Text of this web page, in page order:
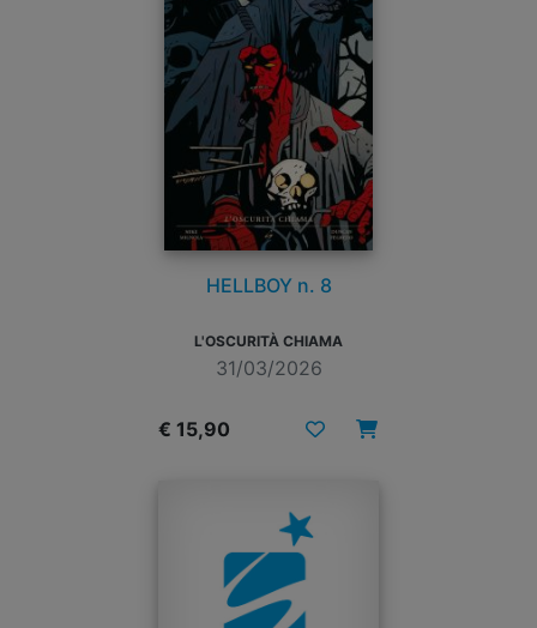
HELLBOY n. 8
L'OSCURITÀ CHIAMA
31/03/2026
€ 15,90